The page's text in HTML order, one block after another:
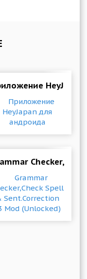
1.6.15 Мод
1.0.16 b100119
- Auto Correct